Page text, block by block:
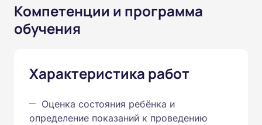
Компетенции и программа
обучения
Характеристика работ
Оценка состояния ребёнка и
определение показаний к проведению